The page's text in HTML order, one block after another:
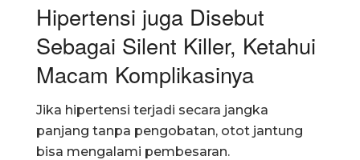
Hipertensi juga Disebut
Sebagai Silent Killer, Ketahui
Macam Komplikasinya
Jika hipertensi terjadi secara jangka
panjang tanpa pengobatan, otot jantung
bisa mengalami pembesaran.